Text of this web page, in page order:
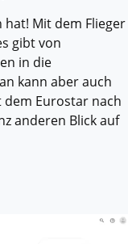
hat! Mit dem Flieger
gibt von
in die
kann aber auch
Eurostar nach
anderen Blick auf